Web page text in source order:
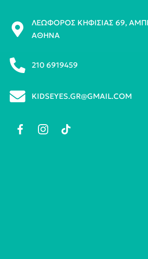
ΛΕΩΦΌΡΟΣ ΚΗΦΙΣΊΑΣ 69,
ΑΘΉΝΑ
210 6919459
KIDSEYES.GR@GMAIL.COM